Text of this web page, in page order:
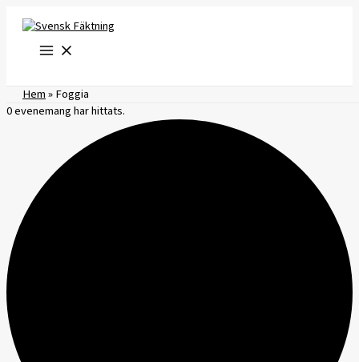
innehåll
Hem»Foggia
0 evenemang har hittats.